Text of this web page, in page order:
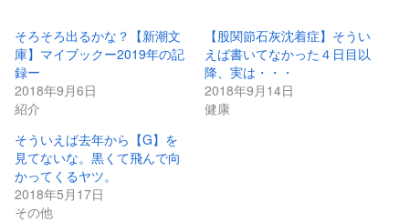
そろそろ出るかな？【新潮文
庫】マイブックー2019年の記
録ー
2018年9月6日
紹介
【股関節石灰沈着症】そうい
えば書いてなかった４日目以
降、実は・・・
2018年9月14日
健康
そういえば去年から【G】を
見てないな。黒くて飛んで向
かってくるヤツ。
2018年5月17日
その他